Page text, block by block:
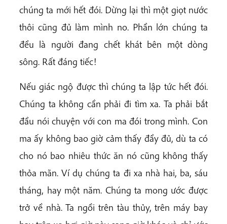
chúng ta mới hết đói. Dừng lại thì một giọt nước
thôi cũng đủ làm mình no. Phần lớn chúng ta
đều là người đang chết khát bên một dòng
sông. Rất đáng tiếc!
Nếu giác ngộ được thì chúng ta lập tức hết đói.
Chúng ta không cần phải đi tìm xa. Ta phải bắt
đầu nói chuyện với con ma đói trong mình. Con
ma ấy không bao giờ cảm thấy đầy đủ, dù ta có
cho nó bao nhiêu thức ăn nó cũng không thấy
thỏa mãn. Ví dụ chúng ta đi xa nhà hai, ba, sáu
tháng, hay một năm. Chúng ta mong ước được
trở về nhà. Ta ngồi trên tàu thủy, trên máy bay